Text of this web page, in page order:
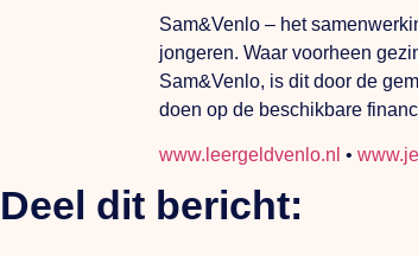
Sam&Venlo – het
jongeren. Waar voorheen
Sam&Venlo, is dit door de
doen op de beschikbare
www.leergeldvenlo.nl •
Deel dit bericht: